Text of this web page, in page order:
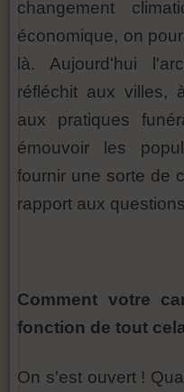
changement
économique, on
là. Aujourd'hui
réfléchit aux villes,
aux pratiques
émouvoir les
fournir une sorte de
rapport aux
Comment votre
fonction de tout
On s'est ouvert !